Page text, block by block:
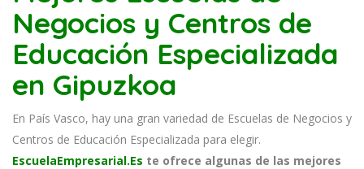
Negocios y Centros de
Educación Especializada
en Gipuzkoa
En País Vasco, hay una gran variedad de Escuelas de Negocios y
Centros de Educación Especializada para elegir.
EscuelaEmpresarial.Es te ofrece algunas de las mejores